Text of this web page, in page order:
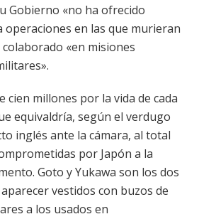
Gobierno «no ha ofrecido
operaciones en las que murieran
«en misiones
cien millones por la vida de cada
equivaldría, según el verdugo
inglés ante la cámara, al total
por Japón a la
Goto y Yukawa son los dos
vestidos con buzos de
a los usados en